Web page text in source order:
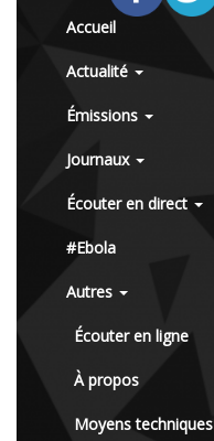
Accueil
Actualité
Émissions
Journaux
Écouter en direct
#Ebola
Autres
Écouter en ligne
À propos
Moyens techniques